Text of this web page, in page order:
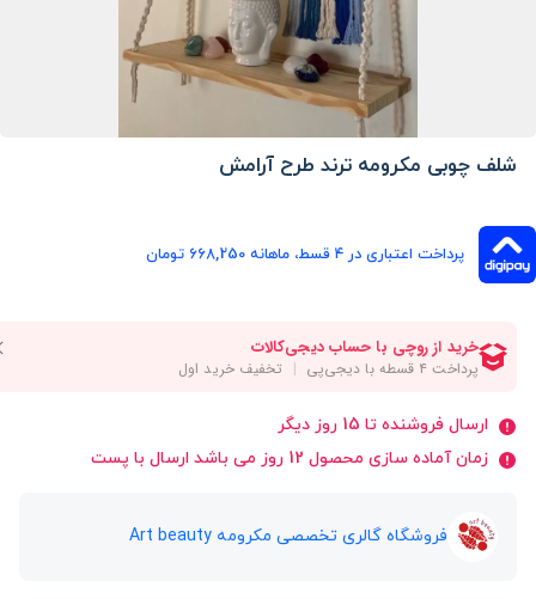
شلف چوبی مکرومه ترند طرح آرامش
پرداخت اعتباری در ۴ قسط، ماهانه 668,250 تومان
ارسال فروشنده تا 15 روز دیگر
زمان آماده سازی محصول 12 روز می باشد ارسال با پست
فروشگاه گالری تخصصی مکرومه Art beauty